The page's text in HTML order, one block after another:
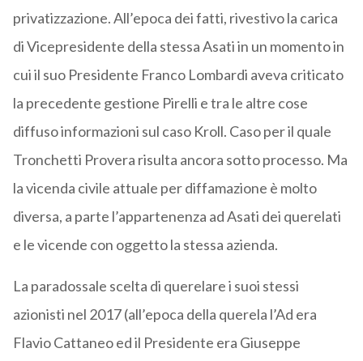
privatizzazione. All’epoca dei fatti, rivestivo la carica
di Vicepresidente della stessa Asati in un momento in
cui il suo Presidente Franco Lombardi aveva criticato
la precedente gestione Pirelli e tra le altre cose
diffuso informazioni sul caso Kroll. Caso per il quale
Tronchetti Provera risulta ancora sotto processo. Ma
la vicenda civile attuale per diffamazione è molto
diversa, a parte l’appartenenza ad Asati dei querelati
e le vicende con oggetto la stessa azienda.
La paradossale scelta di querelare i suoi stessi
azionisti nel 2017 (all’epoca della querela l’Ad era
Flavio Cattaneo ed il Presidente era Giuseppe